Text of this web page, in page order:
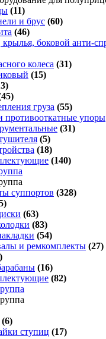
(11)
и брус (60)
(46)
боковой анти-
колеса (31)
(15)
груза (55)
противооткатные упоры
(31)
(5)
(18)
(140)
суппортов (328)
(63)
(83)
(54)
и ремкомплекты (27)
(16)
(82)
(6)
ступиц (17)